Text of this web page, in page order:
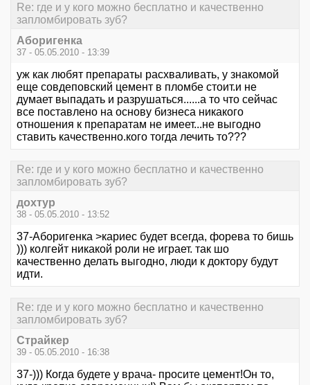
Re: где и у кого можно бесплатно и качественно
запломбировать зуб?
Аборигенка
37 - 05.05.2010 - 13:39
уж как любят препараты расхваливать, у знакомой
еще совдеповский цемент в пломбе стоит.и не
думает выпадать и разрушаться......а то что сейчас
все поставлено на основу бизнеса никакого
отношения к препаратам не имеет...не выгодно
ставить качественно.кого тогда лечить то???
Re: где и у кого можно бесплатно и качественно
запломбировать зуб?
дохтур
38 - 05.05.2010 - 13:52
37-Аборигенка >кариес будет всегда, форева то бишь
))) колгейт никакой роли не играет. так шо
качественно делать выгодно, люди к доктору будут
идти.
Re: где и у кого можно бесплатно и качественно
запломбировать зуб?
Страйкер
39 - 05.05.2010 - 16:38
37-))) Когда будете у врача- просите цемент!Он то,